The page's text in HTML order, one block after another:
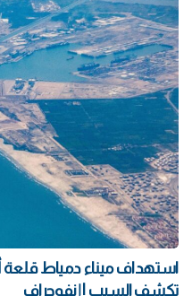
استهداف ميناء دمياط قلعة
تكشف السبب | إنفوجراف